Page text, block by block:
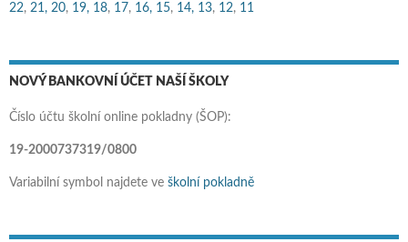
22, 21, 20, 19, 18, 17, 16, 15, 14, 13, 12, 11
NOVÝ BANKOVNÍ ÚČET NAŠÍ ŠKOLY
Číslo účtu školní online pokladny (ŠOP):
19-2000737319/0800
Variabilní symbol najdete ve školní pokladně